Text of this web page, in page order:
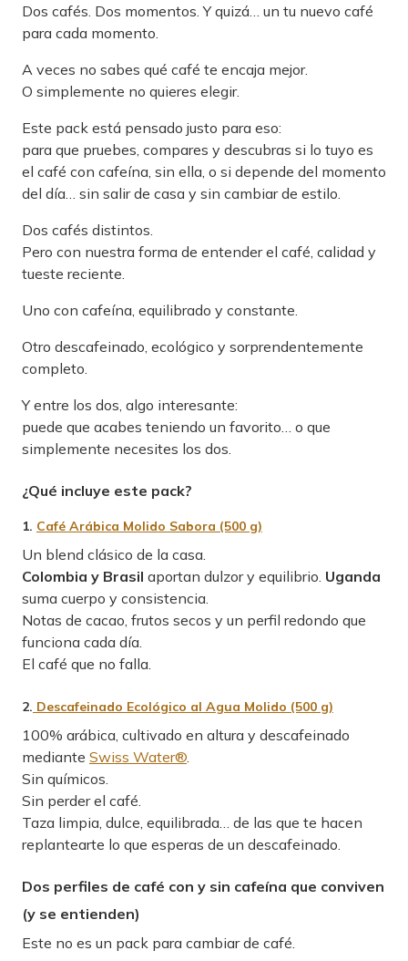
Dos cafés. Dos momentos. Y quizá… un tu nuevo café
para cada momento.
A veces no sabes qué café te encaja mejor.
O simplemente no quieres elegir.
Este pack está pensado justo para eso:
para que pruebes, compares y descubras si lo tuyo es
el café con cafeína, sin ella, o si depende del momento
del día… sin salir de casa y sin cambiar de estilo.
Dos cafés distintos.
Pero con nuestra forma de entender el café, calidad y
tueste reciente.
Uno con cafeína, equilibrado y constante.
Otro descafeinado, ecológico y sorprendentemente
completo.
Y entre los dos, algo interesante:
puede que acabes teniendo un favorito… o que
simplemente necesites los dos.
¿Qué incluye este pack?
1. Café Arábica Molido Sabora (500 g)
Un blend clásico de la casa.
Colombia y Brasil aportan dulzor y equilibrio. Uganda
suma cuerpo y consistencia.
Notas de cacao, frutos secos y un perfil redondo que
funciona cada día.
El café que no falla.
2. Descafeinado Ecológico al Agua Molido (500 g)
100% arábica, cultivado en altura y descafeinado
mediante Swiss Water®.
Sin químicos.
Sin perder el café.
Taza limpia, dulce, equilibrada… de las que te hacen
replantearte lo que esperas de un descafeinado.
Dos perfiles de café con y sin cafeína que conviven
(y se entienden)
Este no es un pack para cambiar de café.